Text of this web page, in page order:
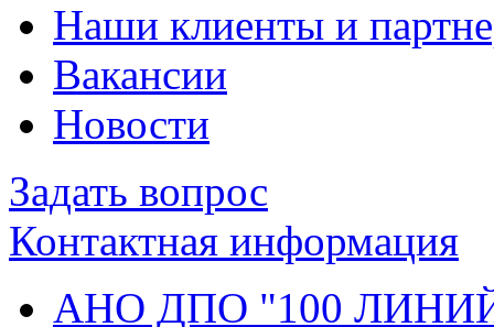
Наши клиенты и
Вакансии
Новости
Задать вопрос
Контактная информация
АНО ДПО "100